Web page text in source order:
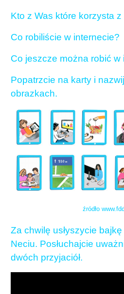
Kto z Was które korzysta
Co robiliście w internecie?
Co jeszcze można robić w
Popatrzcie na karty i
obrazkach.
źródło
Za chwilę usłyszycie
Neciu. Posłuchajcie
dwóch przyjaciół.